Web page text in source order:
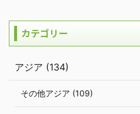
カテゴリー
アジア (134)
その他アジア (109)